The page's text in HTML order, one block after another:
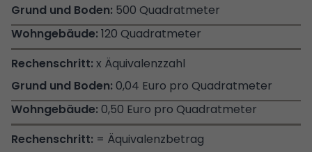
500 Quadratmeter
120 Quadratmeter
x Äquivalenzzahl
0,04 Euro pro Quadratmeter
0,50 Euro pro Quadratmeter
= Äquivalenzbetrag